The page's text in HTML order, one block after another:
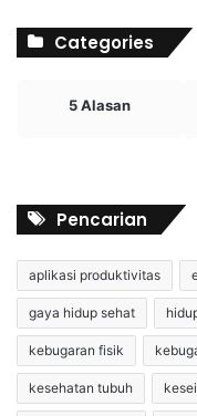
Categories
5 Alasan
Pencarian
aplikasi produktivitas
gaya hidup sehat
kebugaran fisik
kesehatan tubuh